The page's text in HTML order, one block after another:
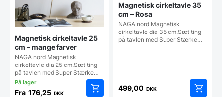
Magnetisk cirkeltavle 25
cm – mange farver
NAGA nord Magnetisk
cirkeltavle dia 25 cm.Sæt ting
på tavlen med Super Stærke…
Fra 176,25 DKK
Magnetisk cirkeltavle 35
cm – Rosa
NAGA nord Magnetisk
cirkeltavle dia 35 cm.Sæt ting
på tavlen med Super Stærke…
499,00 DKK